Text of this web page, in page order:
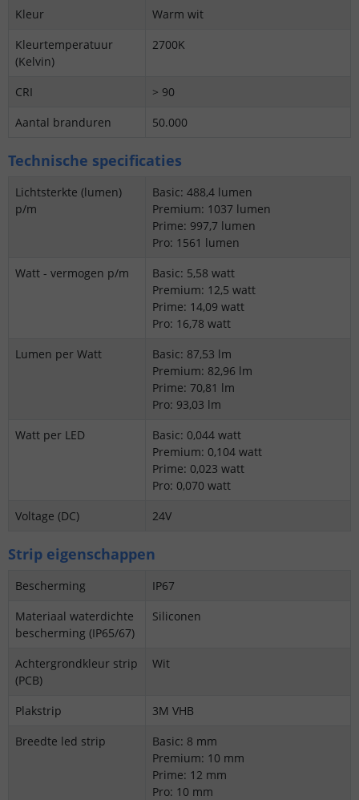
Kleur
Warm wit
Kleurtemperatuur
(Kelvin)
2700K
CRI
> 90
Aantal branduren
50.000
Technische specificaties
Lichtsterkte (lumen)
p/m
Basic: 488,4 lumen
Premium: 1037 lumen
Prime: 997,7 lumen
Pro: 1561 lumen
Watt - vermogen p/m
Basic: 5,58 watt
Premium: 12,5 watt
Prime: 14,09 watt
Pro: 16,78 watt
Lumen per Watt
Basic: 87,53 lm
Premium: 82,96 lm
Prime: 70,81 lm
Pro: 93,03 lm
Watt per LED
Basic: 0,044 watt
Premium: 0,104 watt
Prime: 0,023 watt
Pro: 0,070 watt
Voltage (DC)
24V
Strip eigenschappen
Bescherming
IP67
Materiaal waterdichte
bescherming (IP65/67)
Siliconen
Achtergrondkleur strip
(PCB)
Wit
Plakstrip
3M VHB
Breedte led strip
Basic: 8 mm
Premium: 10 mm
Prime: 12 mm
Pro: 10 mm